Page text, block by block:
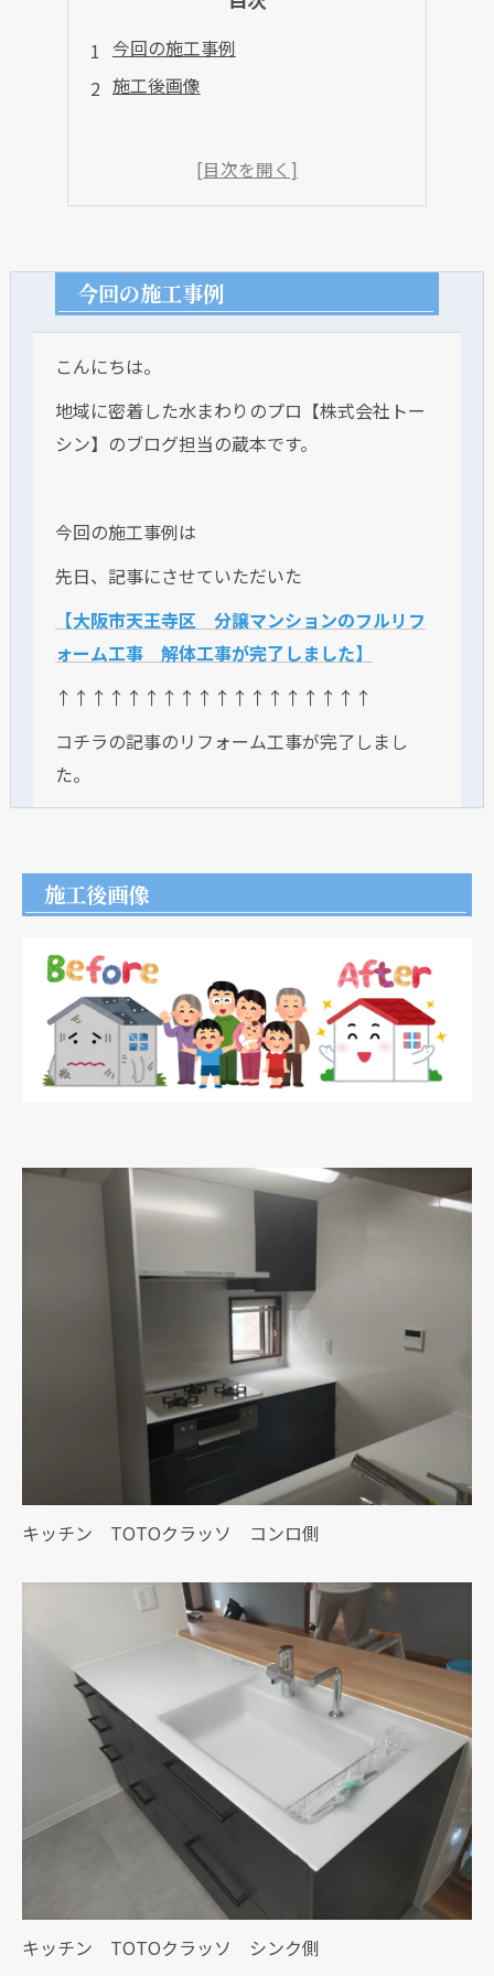
今回の施工事例
施工後画像
今回の施工事例
こんにちは。
地域に密着した水まわりのプロ【株式会社トー
シン】のブログ担当の蔵本です。
今回の施工事例は
先日、記事にさせていただいた
【大阪市天王寺区 分譲マンションのフルリフ
ォーム工事 解体工事が完了しました】
↑↑↑↑↑↑↑↑↑↑↑↑↑↑↑↑↑↑
コチラの記事のリフォーム工事が完了しまし
た。
施工後画像
キッチン TOTOクラッソ コンロ側
キッチン TOTOクラッソ シンク側